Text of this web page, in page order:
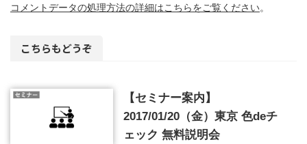
コメントデータの処理方法の詳細はこちらをご覧ください。
こちらもどうぞ
【セミナー案内】
2017/01/20（金）東京 色deチ
ェック 無料説明会